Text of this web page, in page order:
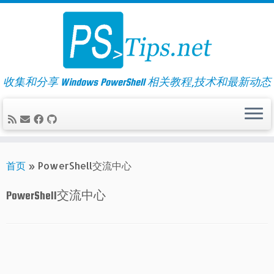
Skip
收集和分享 Windows PowerShell 相关教程,技术和最新动态
首页 » PowerShell交流中心
PowerShell交流中心